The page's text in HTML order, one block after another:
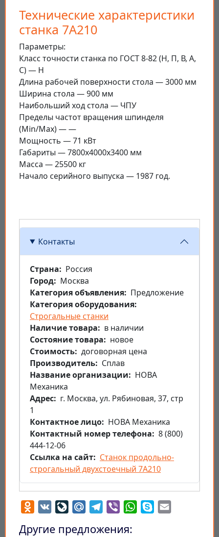
Технические характеристики
станка 7А210
Параметры:
Класс точности станка по ГОСТ 8-82 (Н, П, В, А,
С) — Н
Длина рабочей поверхности стола — 3000 мм
Ширина стола — 900 мм
Наибольший ход стола — ЧПУ
Пределы частот вращения шпинделя
(Min/Max) — —
Мощность — 71 кВт
Габариты — 7800x4000x3400 мм
Масса — 25500 кг
Начало серийного выпуска — 1987 год.
Контакты
Страна
Россия
Город
Москва
Категория объявления
Предложение
Категория оборудования
Строгальные станки
Наличие товара
в наличии
Состояние товара
новое
Стоимость договорная цена
Производитель
Сплав
Название организации
НОВА
Механика
Aдрес
г. Москва, ул. Рябиновая, 37, стр
1
Контактное лицо
НОВА Механика
Контактный номер телефона
8 (800)
444-12-06
Ссылка на сайт
Станок продольно-
строгальный двухстоечный 7А210
Odnoklassniki
VK LiveJournal
Mail.RuTelegram
Viber WhatsApp
Skype
Другие предложения: